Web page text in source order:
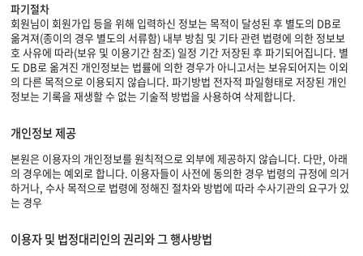
파기절차
회원님이 회원가입 등을 위해 입력하신 정보는 목적이 달성된 후 별도의 DB로
옮겨져(종이의 경우 별도의 서류함) 내부 방침 및 기타 관련 법령에 의한 정보보
호 사유에 따라(보유 및 이용기간 참조) 일정 기간 저장된 후 파기되어집니다. 별
도 DB로 옮겨진 개인정보는 법률에 의한 경우가 아니고서는 보유되어지는 이외
의 다른 목적으로 이용되지 않습니다. 파기방법 전자적 파일형태로 저장된 개인
정보는 기록을 재생할 수 없는 기술적 방법을 사용하여 삭제합니다.
개인정보 제공
본원은 이용자의 개인정보를 원칙적으로 외부에 제공하지 않습니다. 다만, 아래
의 경우에는 예외로 합니다. 이용자들이 사전에 동의한 경우 법령의 규정에 의거
하거나, 수사 목적으로 법령에 정해진 절차와 방법에 따라 수사기관의 요구가 있
는 경우
이용자 및 법정대리인의 권리와 그 행사방법